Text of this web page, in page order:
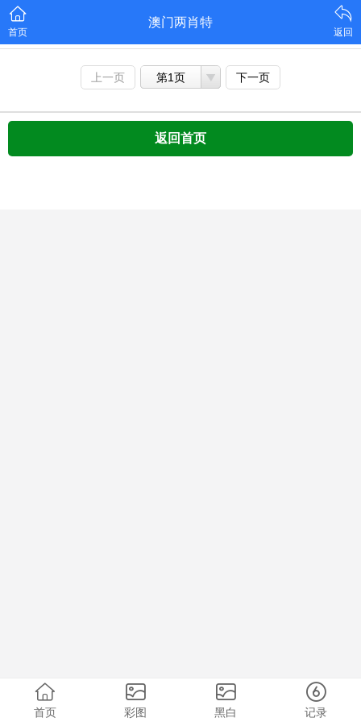
首页
澳门两肖特
返回
上一页 第1页 下一页
返回首页
首页 彩图 黑白 记录